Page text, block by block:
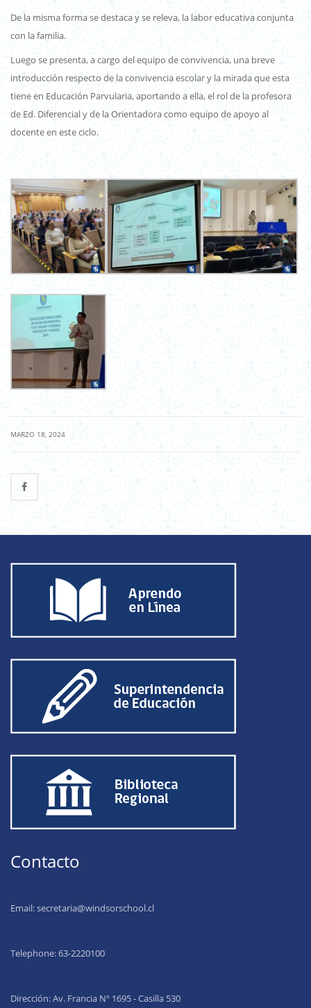
De la misma forma se destaca y se releva, la labor educativa conjunta
con la familia.
Luego se presenta, a cargo del equipo de convivencia, una breve
introducción respecto de la convivencia escolar y la mirada que esta
tiene en Educación Parvularia, aportando a ella, el rol de la profesora
de Ed. Diferencial y de la Orientadora como equipo de apoyo al
docente en este ciclo.
MARZO 18, 2024
Contacto
Email:secretaria@windsorschool.cl
Telephone: 63-2220100
Dirección: Av. Francia Nº 1695 - Casilla 530